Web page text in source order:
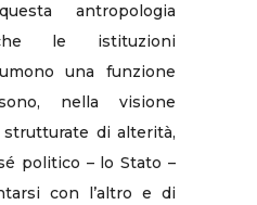
antropologia
le istituzioni
una funzione
nella visione
strutturate di alterità,
politico – lo Stato –
con l’altro e di